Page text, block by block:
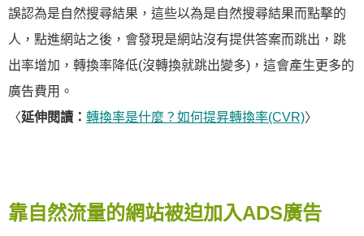
誤認為是自然搜尋結果，這些以為是自然搜尋結果而點擊的
人，點進網站之後，會發現是網站沒有提供答案而跳出，跳
出率增加，轉換率降低(沒轉換就跳出變多)，這會產生更多的
廣告費用。
〈延伸閱讀： 轉換率是什麼？如何提昇轉換率(CVR)〉
靠自然流量的網站被迫加入ADS廣告